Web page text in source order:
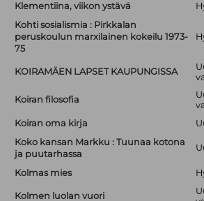
Klementiina, viikon ystävä
Kohti sosialismia : Pirkkalan
peruskoulun marxilainen kokeilu 1973-
75
KOIRAMÄEN LAPSET KAUPUNGISSA
Koiran filosofia
Koiran oma kirja
Koko kansan Markku : Tuunaa kotona
ja puutarhassa
Kolmas mies
Kolmen luolan vuori